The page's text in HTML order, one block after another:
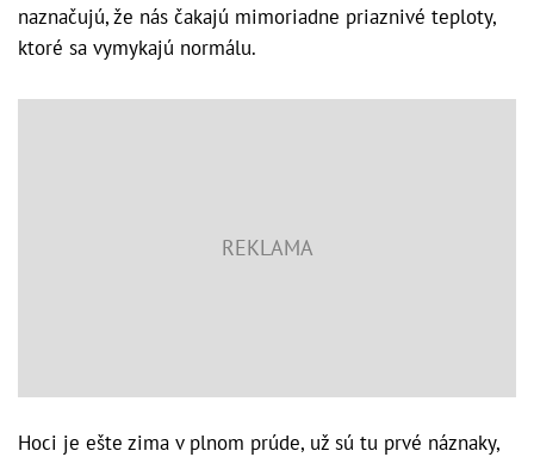
naznačujú, že nás čakajú mimoriadne priaznivé teploty,
ktoré sa vymykajú normálu.
Hoci je ešte zima v plnom prúde, už sú tu prvé náznaky,